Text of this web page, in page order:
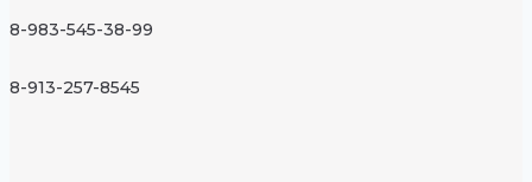
8-983-545-38-99
8-913-257-8545